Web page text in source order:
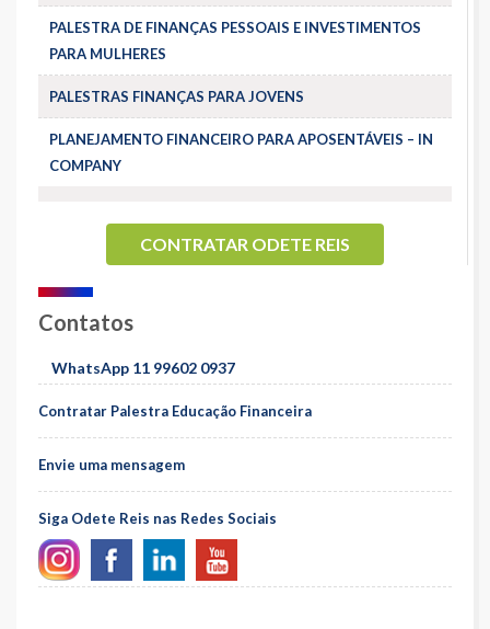
PALESTRA DE FINANÇAS PESSOAIS E INVESTIMENTOS
PARA MULHERES
PALESTRAS FINANÇAS PARA JOVENS
PLANEJAMENTO FINANCEIRO PARA APOSENTÁVEIS – IN
COMPANY
CONTRATAR ODETE REIS
Contatos
WhatsApp 11 99602 0937
Contratar Palestra Educação Financeira
Envie uma mensagem
Siga Odete Reis nas Redes Sociais